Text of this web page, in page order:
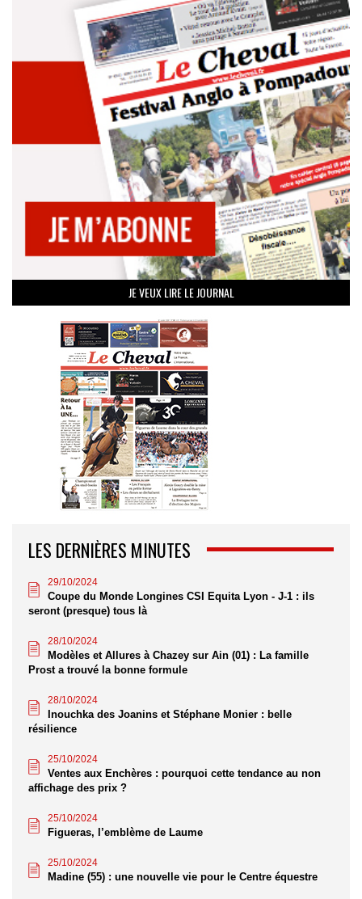
JE VEUX LIRE LE JOURNAL
LES DERNIÈRES MINUTES
29/10/2024
Coupe du Monde Longines CSI Equita Lyon - J-1 : ils
seront (presque) tous là
28/10/2024
Modèles et Allures à Chazey sur Ain (01) : La famille
Prost a trouvé la bonne formule
28/10/2024
Inouchka des Joanins et Stéphane Monier : belle
résilience
25/10/2024
Ventes aux Enchères : pourquoi cette tendance au non
affichage des prix ?
25/10/2024
Figueras, l’emblème de Laume
25/10/2024
Madine (55) : une nouvelle vie pour le Centre équestre